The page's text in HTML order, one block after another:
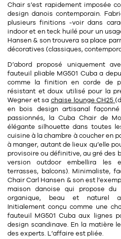
textile
Literie
Plaid
Tapis
Rideau de
Divers
pour le
Chaises de
Meuble à
pour la
divers
Divers
Chair s’est rapidement imposée
design danois contemporain.
plusieurs finitions -voir dans
indoor et en teck huilé pour un
Hansen & son trouvera sa place
décoratives (classiques,
D’abord proposé uniquement
fauteuil pliable MG501 Cuba a
comme la finition encorde de
résistant et doux utilisé pour la
Wegner et sa chaise lounge CH25
en bois design artisanalfaçonné
passionnés, la Cuba Chair de
élégante silhouette dans toutes
cuisine à la chambre à coucher en
à manger, autant de lieux qu’elle
provisoire ou définitive, au gré des
version outdoor embellira les
terrasses, balcons). Minimaliste,
Chair Carl Hansen & son est
maison danoise qui propose
organique, beau et naturel
Initialement conçu comme une
fauteuil MG501 Cuba aux lignes
design scandinave. En la matière
des experts. L’affaire est pliée.